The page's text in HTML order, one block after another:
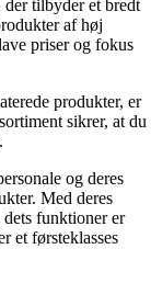
tilbyder et bredt
af høj
priser og fokus
produkter, er
sikrer, at du
og deres
Med deres
funktioner er
et førsteklasses